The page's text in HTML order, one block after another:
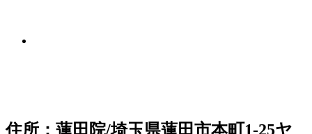
住所：蓮田院/埼玉県蓮田市本町1-25ヤ